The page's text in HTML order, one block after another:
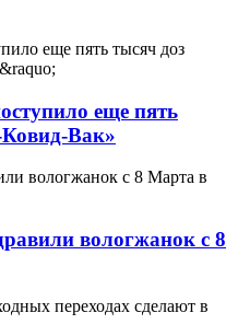
еще пять
Вак»
вологжанок с 8